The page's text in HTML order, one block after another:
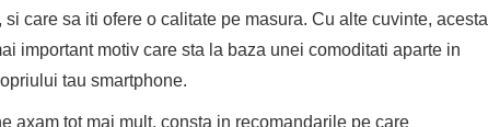
care sa iti ofere o calitate pe masura. Cu alte cuvinte, acesta
important motiv care sta la baza unei comoditati aparte in
tau smartphone.
axam tot mai mult, consta in recomandarile pe care